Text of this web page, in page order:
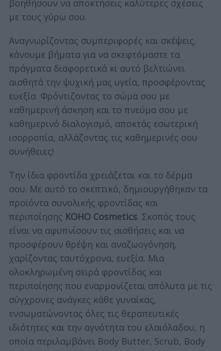
βοηθήσουν να αποκτήσεις καλύτερες σχέσεις
με τους γύρω σου.
Αναγνωρίζοντας συμπεριφορές και σκέψεις,
κάνουμε βήματα για να σκεφτόμαστε τα
πράγματα διαφορετικά κι αυτό βελτιώνει
αισθητά την ψυχική μας υγεία, προσφέροντας
ευεξία. Φρόντιζοντας το σώμα σου με
καθημερινή άσκηση και το πνεύμα σου με
καθημερινό διαλογισμό, αποκτάς εσωτερική
ισορροπία, αλλάζοντας τις καθημερινές σου
συνήθειες!
Την ίδια φροντίδα χρειάζεται και το δέρμα
σου. Με αυτό το σκεπτικό, δημιουργήθηκαν τα
προϊόντα συνολικής φροντίδας και
περιποίησης KOHO Cosmetics. Σκοπός τους
είναι να αφυπνίσουν τις αισθήσεις και να
προσφέρουν θρέψη και αναζωογόνηση,
χαρίζοντας ταυτόχρονα, ευεξία. Μια
ολοκληρωμένη σειρά φροντίδας και
περιποίησης που εναρμονίζεται απόλυτα με τις
σύγχρονες ανάγκες κάθε γυναίκας,
ενσωματώνοντας όλες τις θεραπευτικές
ιδιότητες και την αγνότητα του ελαιόλαδου, η
οποία περιλαμβάνει Body Butter, Scrub, Body